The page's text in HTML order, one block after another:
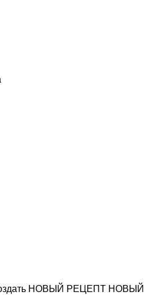
НОВЫЙ РЕЦЕПТ НОВЫЙ